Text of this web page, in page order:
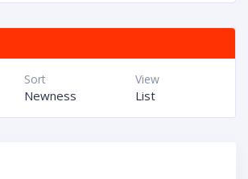
View
List
Sort
Newness